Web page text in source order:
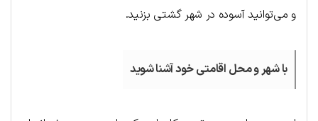
و می‌توانید آسوده در شهر گشتی بزنید.
با شهر و محل اقامتی خود آشنا شوید